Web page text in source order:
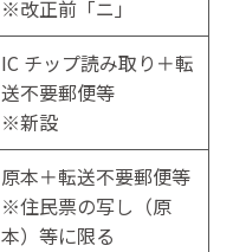
※改正前「ニ」
IC チップ読み取り＋転
送不要郵便等
※新設
原本＋転送不要郵便等
※住民票の写し（原
本）等に限る